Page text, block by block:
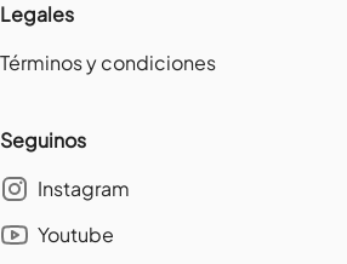
Legales
Términos y condiciones
Seguinos
Instagram
Youtube